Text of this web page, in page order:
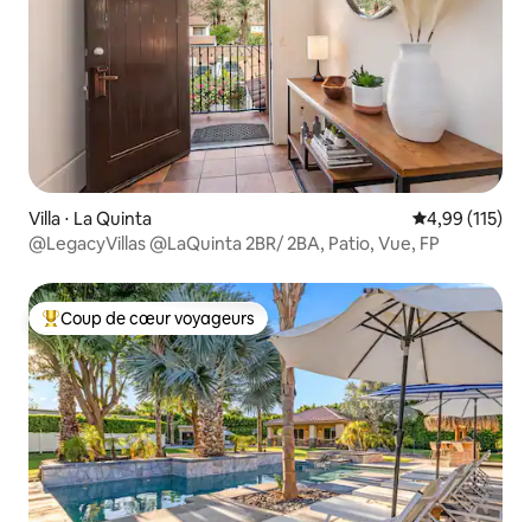
Villa ⋅ La Quinta Évaluation
4,99 (115)
@LegacyVillas @LaQuinta 2BR/ 2BA, Patio, Vue, FP
Coups de cœur voyageurs les plus appréciés
Coup de cœur voyageurs